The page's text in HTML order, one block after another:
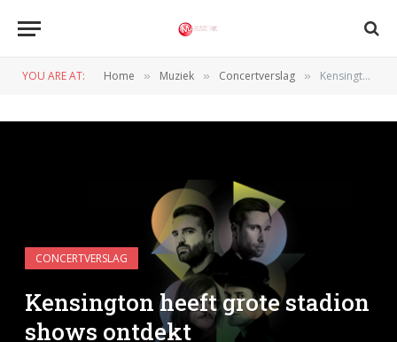
YOU ARE AT: Home » Muziek » Concertverslag » Kensington heeft grote stadion shows ontdekt
CONCERTVERSLAG
Kensington heeft grote stadion
shows ontdekt